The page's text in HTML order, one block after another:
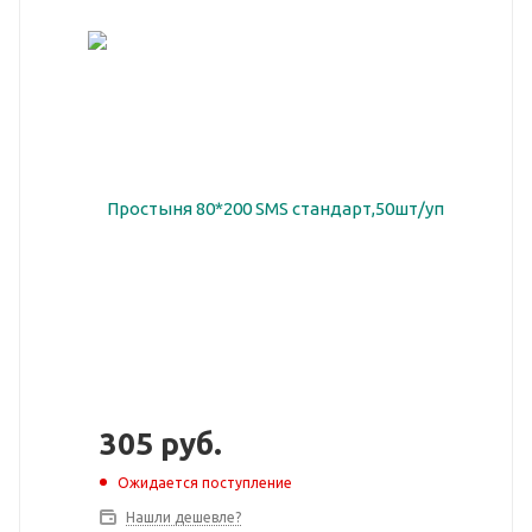
305 руб.
Ожидается поступление
Нашли дешевле?